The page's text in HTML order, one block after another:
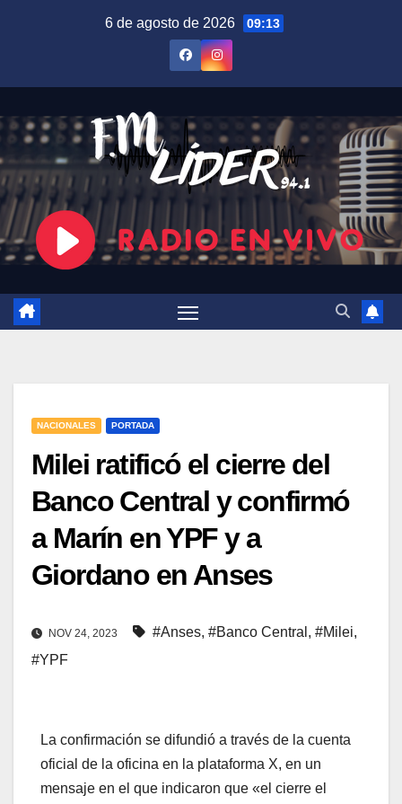
6 de agosto de 2026 09:13
NACIONALES PORTADA
Milei ratificó el cierre del
Banco Central y confirmó
a Marín en YPF y a
Giordano en Anses
NOV 24, 2023 #Anses, #Banco Central , #Milei,
#YPF
La confirmación se difundió a través de la cuenta
oficial de la oficina en la plataforma X, en un
mensaje en el que indicaron que «el cierre el